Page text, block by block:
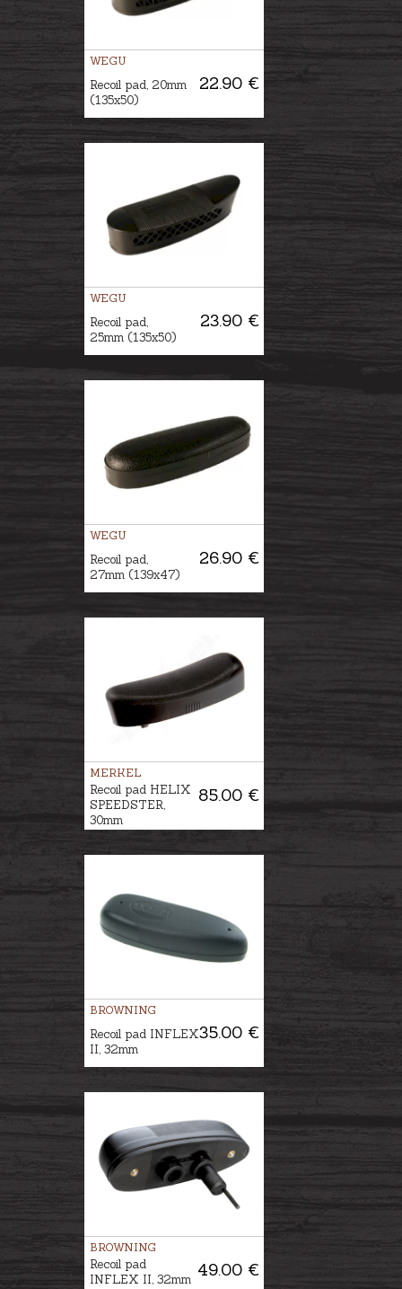
WEGU
22.90 €
Recoil pad, 20mm
(135x50)
WEGU
23.90 €
Recoil pad,
25mm (135x50)
WEGU
26.90 €
Recoil pad,
27mm (139x47)
MERKEL
85.00 €
Recoil pad HELIX
SPEEDSTER,
30mm
BROWNING
35.00 €
Recoil pad INFLEX
II, 32mm
BROWNING
49.00 €
Recoil pad
INFLEX II, 32mm